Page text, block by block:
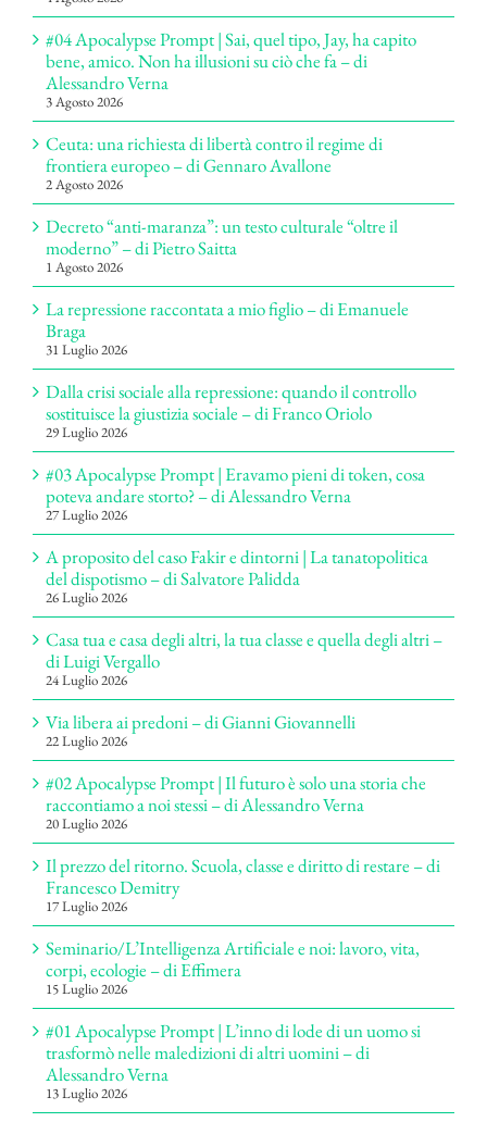
#04 Apocalypse Prompt | Sai, quel tipo, Jay, ha capito
bene, amico. Non ha illusioni su ciò che fa – di
Alessandro Verna
3 Agosto 2026
Ceuta: una richiesta di libertà contro il regime di
frontiera europeo – di Gennaro Avallone
2 Agosto 2026
Decreto “anti-maranza”: un testo culturale “oltre il
moderno” – di Pietro Saitta
1 Agosto 2026
La repressione raccontata a mio figlio – di Emanuele
Braga
31 Luglio 2026
Dalla crisi sociale alla repressione: quando il controllo
sostituisce la giustizia sociale – di Franco Oriolo
29 Luglio 2026
#03 Apocalypse Prompt | Eravamo pieni di token, cosa
poteva andare storto? – di Alessandro Verna
27 Luglio 2026
A proposito del caso Fakir e dintorni | La tanatopolitica
del dispotismo – di Salvatore Palidda
26 Luglio 2026
Casa tua e casa degli altri, la tua classe e quella degli altri –
di Luigi Vergallo
24 Luglio 2026
Via libera ai predoni – di Gianni Giovannelli
22 Luglio 2026
#02 Apocalypse Prompt | Il futuro è solo una storia che
raccontiamo a noi stessi – di Alessandro Verna
20 Luglio 2026
Il prezzo del ritorno. Scuola, classe e diritto di restare – di
Francesco Demitry
17 Luglio 2026
Seminario/L’Intelligenza Artificiale e noi: lavoro, vita,
corpi, ecologie – di Effimera
15 Luglio 2026
#01 Apocalypse Prompt | L’inno di lode di un uomo si
trasformò nelle maledizioni di altri uomini – di
Alessandro Verna
13 Luglio 2026